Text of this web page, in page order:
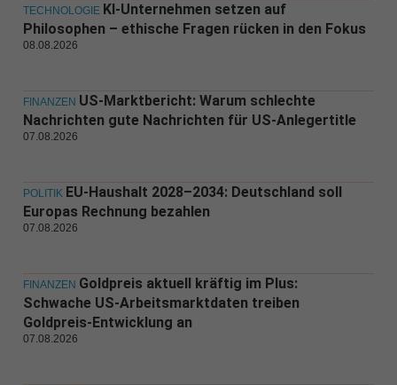
TECHNOLOGIE KI-Unternehmen setzen auf
Philosophen – ethische Fragen rücken in den Fokus
08.08.2026
FINANZEN US-Marktbericht: Warum schlechte
Nachrichten gute Nachrichten für US-Anlegertitle
07.08.2026
POLITIK EU-Haushalt 2028–2034: Deutschland soll
Europas Rechnung bezahlen
07.08.2026
FINANZEN Goldpreis aktuell kräftig im Plus:
Schwache US-Arbeitsmarktdaten treiben
Goldpreis-Entwicklung an
07.08.2026